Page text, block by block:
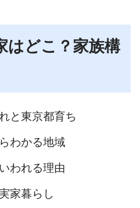
はどこ？家族構
と東京都育ち
わかる地域
われる理由
家暮らし